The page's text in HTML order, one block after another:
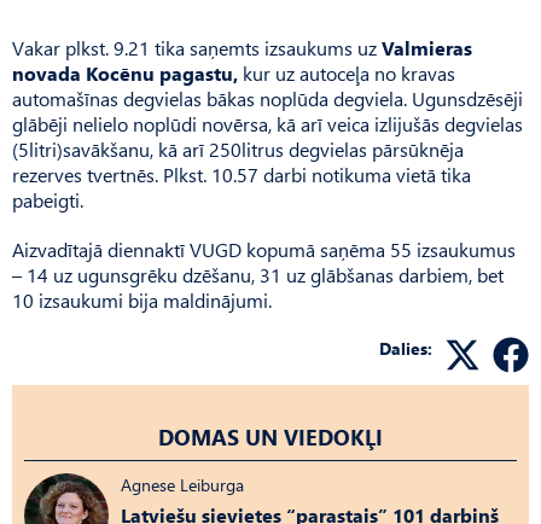
Vakar plkst. 9.21 tika saņemts izsaukums uzValmieras
novada Kocēnu pagastu, kur uz autoceļa no kravas
automašīnas degvielas bākas noplūda degviela. Ugunsdzēsēji
glābēji nelielo noplūdi novērsa, kā arī veica izlijušās degvielas
(5litri)savākšanu, kā arī 250litrus degvielas pārsūknēja
rezerves tvertnēs. Plkst. 10.57 darbi notikuma vietā tika
pabeigti.
Aizvadītajā diennaktī VUGD kopumā saņēma 55 izsaukumus
– 14 uz ugunsgrēku dzēšanu, 31 uz glābšanas darbiem, bet
10 izsaukumi bija maldinājumi.
Dalies:
DOMAS UN VIEDOKĻI
Agnese Leiburga
Latviešu sievietes “parastais” 101 darbiņš